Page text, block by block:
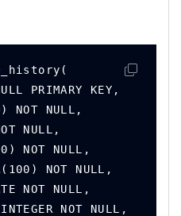
PRIMARY KEY,
NOT NULL,
NULL,
NOT NULL,
NOT NULL,
NOT NULL,
NOT NULL,